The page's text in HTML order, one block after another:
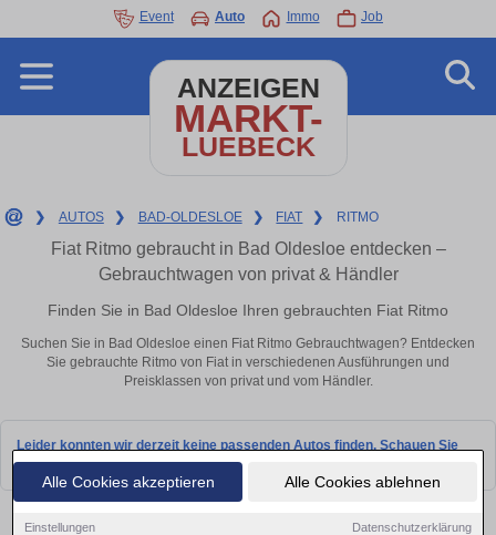
Alle Cookies akzeptieren Alle Cookies ablehnen
Einstellungen Datenschutzerklärung
Event Auto Immo Job
ANZEIGEN
MARKT-
LUEBECK
❯ AUTOS ❯ BAD-OLDESLOE ❯ FIAT ❯ RITMO
Fiat Ritmo gebraucht in Bad Oldesloe entdecken –
Gebrauchtwagen von privat & Händler
Finden Sie in Bad Oldesloe Ihren gebrauchten Fiat Ritmo
Suchen Sie in Bad Oldesloe einen Fiat Ritmo Gebrauchtwagen? Entdecken
Sie gebrauchte Ritmo von Fiat in verschiedenen Ausführungen und
Preisklassen von privat und vom Händler.
Leider konnten wir derzeit keine passenden Autos finden. Schauen Sie
bald wieder vorbei!